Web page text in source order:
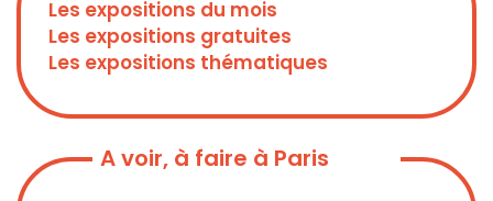
Les expositions du mois
Les expositions gratuites
Les expositions thématiques
A voir, à faire à Paris